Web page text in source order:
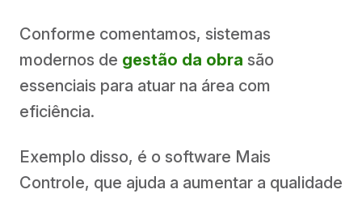
Conforme comentamos, sistemas
modernos de gestão da obra são
essenciais para atuar na área com
eficiência.
Exemplo disso, é o software Mais
Controle, que ajuda a aumentar a qualidade